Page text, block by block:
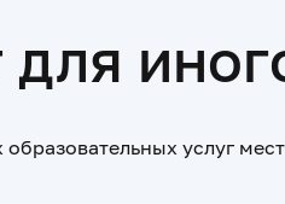
для
образовательных услуг